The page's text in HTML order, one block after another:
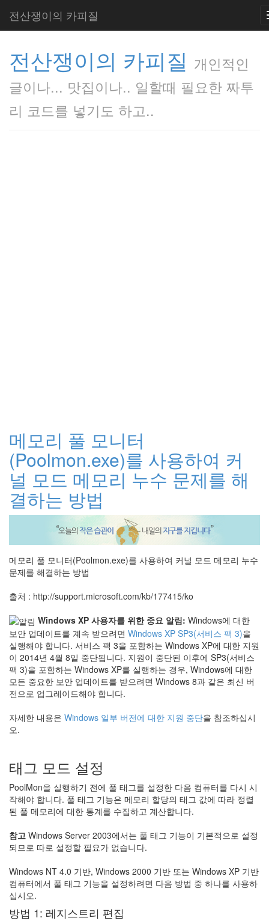
전산쟁이의 카피질
전산쟁이의 카피질 개인적인
글이나... 맛집이나.. 일할때 필요한 짜투
리 코드를 넣기도 하고..
메모리 풀 모니터
(Poolmon.exe)를 사용하여 커
널 모드 메모리 누수 문제를 해
결하는 방법
메모리 풀 모니터(Poolmon.exe)를 사용하여 커널 모드 메모리 누수
문제를 해결하는 방법
출처 : http://support.microsoft.com/kb/177415/ko
Windows XP 사용자를 위한 중요 알림: Windows에 대한
보안 업데이트를 계속 받으려면 Windows XP SP3(서비스 팩 3)을
실행해야 합니다. 서비스 팩 3을 포함하는 Windows XP에 대한 지원
이 2014년 4월 8일 중단됩니다. 지원이 중단된 이후에 SP3(서비스
팩 3)을 포함하는 Windows XP를 실행하는 경우, Windows에 대한
모든 중요한 보안 업데이트를 받으려면 Windows 8과 같은 최신 버
전으로 업그레이드해야 합니다.
자세한 내용은 Windows 일부 버전에 대한 지원 중단을 참조하십시
오.
태그 모드 설정
PoolMon을 실행하기 전에 풀 태그를 설정한 다음 컴퓨터를 다시 시
작해야 합니다. 풀 태그 기능은 메모리 할당의 태그 값에 따라 정렬
된 풀 메모리에 대한 통계를 수집하고 계산합니다.
참고 Windows Server 2003에서는 풀 태그 기능이 기본적으로 설정
되므로 따로 설정할 필요가 없습니다.
Windows NT 4.0 기반, Windows 2000 기반 또는 Windows XP 기반
컴퓨터에서 풀 태그 기능을 설정하려면 다음 방법 중 하나를 사용하
십시오.
방법 1: 레지스트리 편집